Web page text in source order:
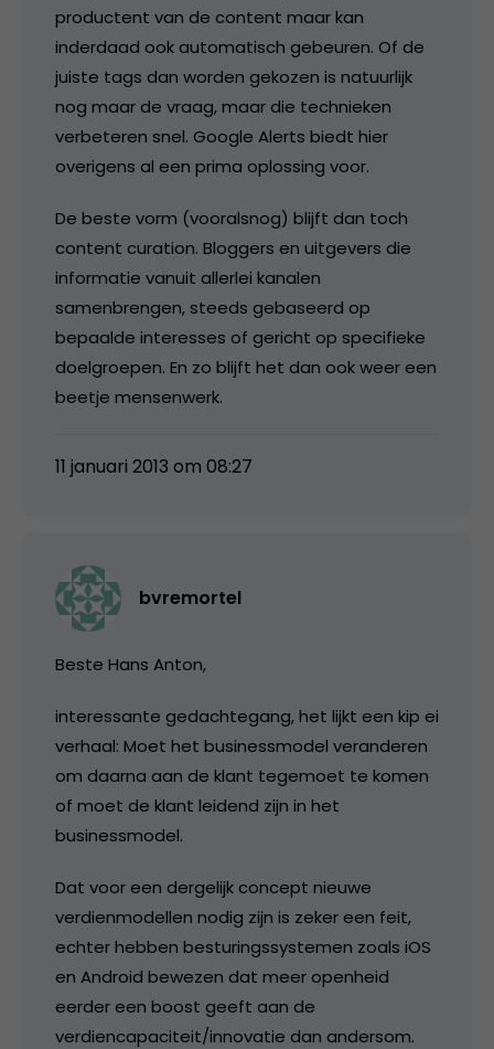
productent van de content maar kan
inderdaad ook automatisch gebeuren. Of de
juiste tags dan worden gekozen is natuurlijk
nog maar de vraag, maar die technieken
verbeteren snel. Google Alerts biedt hier
overigens al een prima oplossing voor.
De beste vorm (vooralsnog) blijft dan toch
content curation. Bloggers en uitgevers die
informatie vanuit allerlei kanalen
samenbrengen, steeds gebaseerd op
bepaalde interesses of gericht op specifieke
doelgroepen. En zo blijft het dan ook weer een
beetje mensenwerk.
11 januari 2013 om 08:27
bvremortel
Beste Hans Anton,
interessante gedachtegang, het lijkt een kip ei
verhaal: Moet het businessmodel veranderen
om daarna aan de klant tegemoet te komen
of moet de klant leidend zijn in het
businessmodel.
Dat voor een dergelijk concept nieuwe
verdienmodellen nodig zijn is zeker een feit,
echter hebben besturingssystemen zoals iOS
en Android bewezen dat meer openheid
eerder een boost geeft aan de
verdiencapaciteit/innovatie dan andersom.